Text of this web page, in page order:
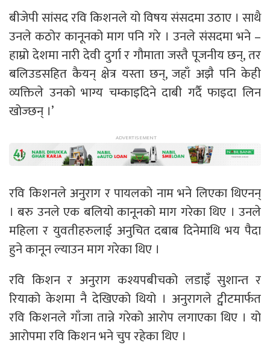
बीजेपी सांसद रवि किशनले यो विषय संसदमा उठाए । साथै
उनले कठोर कानूनको माग पनि गरे । उनले संसदमा भने –
हाम्रो देशमा नारी देवी दुर्गा र गौमाता जस्तै पूजनीय छन्, तर
बलिउडसहित कैयन् क्षेत्र यस्ता छन्, जहाँ अझै पनि केही
व्यक्तिले उनको भाग्य चम्काइदिने दाबी गर्दै फाइदा लिन
खोज्छन् ।’
रवि किशनले अनुराग र पायलको नाम भने लिएका थिएनन्
। बरु उनले एक बलियो कानूनको माग गरेका थिए । उनले
महिला र युवतीहरुलाई अनुचित दबाब दिनेमाथि भय पैदा
हुने कानून ल्याउन माग गरेका थिए ।
रवि किशन र अनुराग कश्यपबीचको लडाइँ सुशान्त र
रियाको केशमा नै देखिएको थियो । अनुरागले ट्वीटमार्फत
रवि किशनले गाँजा तान्ने गरेको आरोप लगाएका थिए । यो
आरोपमा रवि किशन भने चुप रहेका थिए ।